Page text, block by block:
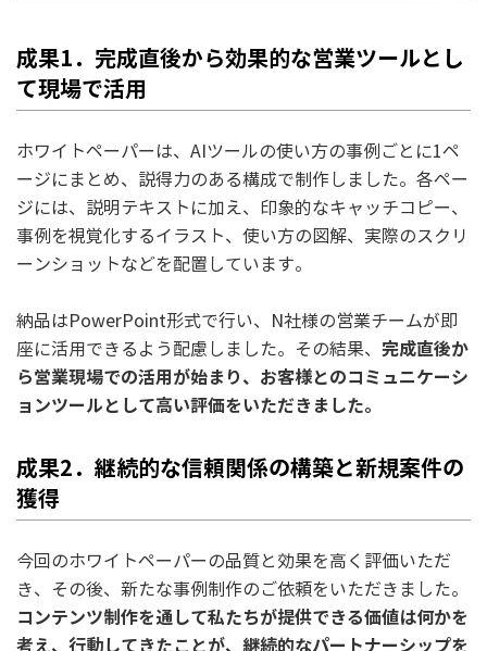
成果1．完成直後から効果的な営業ツールとし
て現場で活用
ホワイトペーパーは、AIツールの使い方の事例ごとに1ペ
ージにまとめ、説得力のある構成で制作しました。各ペー
ジには、説明テキストに加え、印象的なキャッチコピー、
事例を視覚化するイラスト、使い方の図解、実際のスクリ
ーンショットなどを配置しています。
納品はPowerPoint形式で行い、N社様の営業チームが即
座に活用できるよう配慮しました。その結果、 完成直後か
ら営業現場での活用が始まり、お客様とのコミュニケーシ
ョンツールとして高い評価をいただきました。
成果2．継続的な信頼関係の構築と新規案件の
獲得
今回のホワイトペーパーの品質と効果を高く評価いただ
き、その後、新たな事例制作のご依頼をいただきました。
コンテンツ制作を通して私たちが提供できる価値は何かを